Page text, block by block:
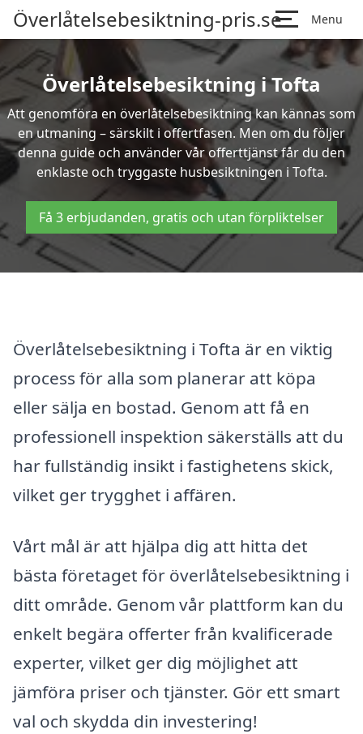
Överlåtelsebesiktning-pris.se Menu
Överlåtelsebesiktning i Tofta
Att genomföra en överlåtelsebesiktning kan kännas som
en utmaning – särskilt i offertfasen. Men om du följer
denna guide och använder vår offerttjänst får du den
enklaste och tryggaste husbesiktningen i Tofta.
Få 3 erbjudanden, gratis och utan förpliktelser
Överlåtelsebesiktning i Tofta är en viktig
process för alla som planerar att köpa
eller sälja en bostad. Genom att få en
professionell inspektion säkerställs att du
har fullständig insikt i fastighetens skick,
vilket ger trygghet i affären.
Vårt mål är att hjälpa dig att hitta det
bästa företaget för överlåtelsebesiktning i
ditt område. Genom vår plattform kan du
enkelt begära offerter från kvalificerade
experter, vilket ger dig möjlighet att
jämföra priser och tjänster. Gör ett smart
val och skydda din investering!